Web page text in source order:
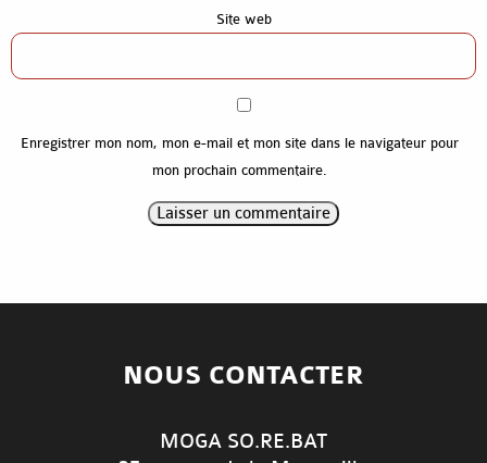
Références
Site web
Enregistrer mon nom, mon e-mail et mon site dans le navigateur pour
mon prochain commentaire.
NOUS CONTACTER
MOGA SO.RE.BAT